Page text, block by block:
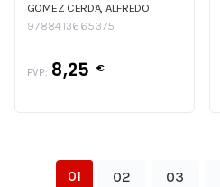
GOMEZ CERDA, ALFREDO
9788413665375
PVP: 8,25 €
01 02 03